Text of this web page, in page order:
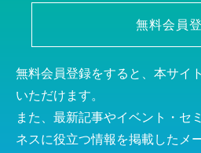
無料会員
無料会員登録をすると、本サイ
いただけます。
また、最新記事やイベント・セ
ネスに役立つ情報を掲載したメ